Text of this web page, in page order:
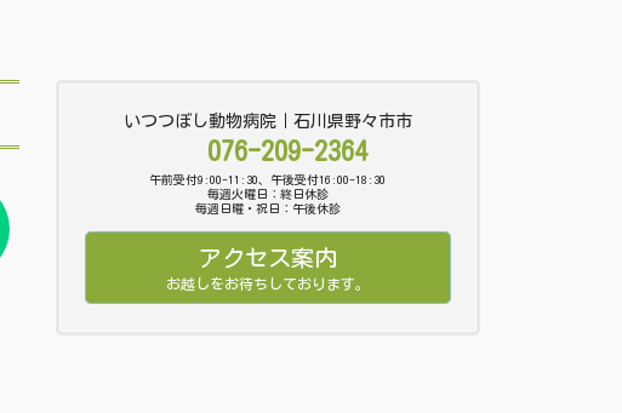
いつつぼし動物病院｜石川県野々市市
076-209-2364
午前受付9:00-11:30、午後受付16:00-18:30
毎週火曜日：終日休診
毎週日曜・祝日：午後休診
アクセス案内
お越しをお待ちしております。